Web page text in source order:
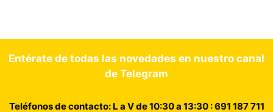
Entérate de todas las novedades en nuestro canal
de Telegram
Teléfonos de contacto: L a V de 10:30 a 13:30 : 691 187 711